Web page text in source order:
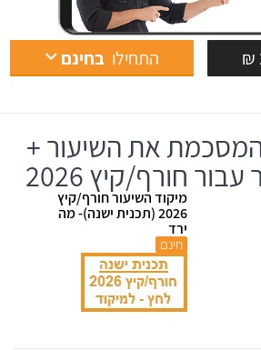
התחילובחינם
את השיעור +
חורף/קיץ 2026
מיקוד השיעור חורף/קיץ
2026 (תכנית ישנה)- מה
ירד
חינם